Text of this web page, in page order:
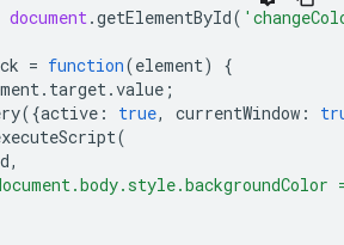
document .getElementById(
= function(element)
{
. target .value ;
({active : true, currentWindow :
(
,